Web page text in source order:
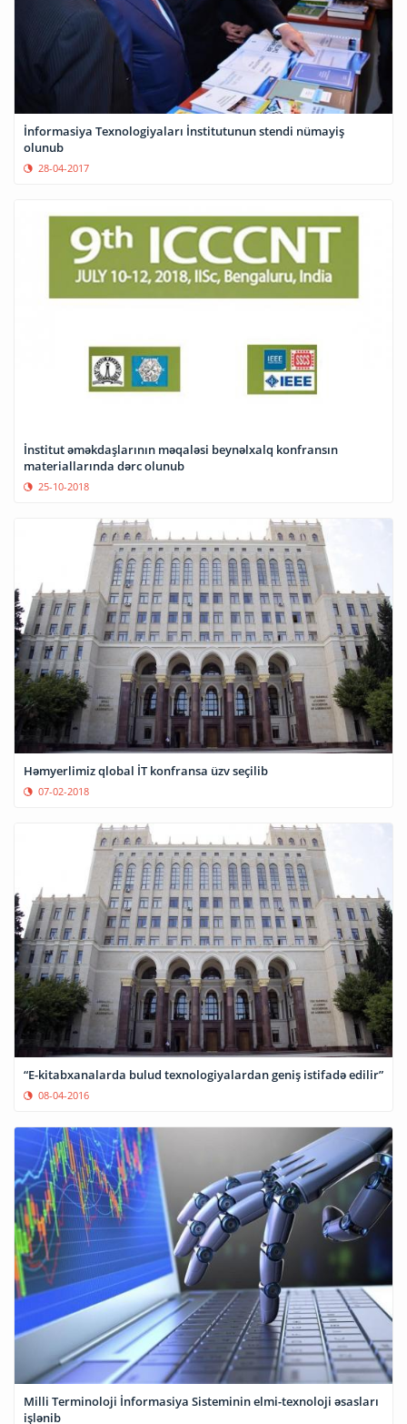
İnformasiya Texnologiyaları İnstitutunun stendi nümayiş
olunub
28-04-2017
İnstitut əməkdaşlarının məqaləsi beynəlxalq konfransın
materiallarında dərc olunub
25-10-2018
Həmyerlimiz qlobal İT konfransa üzv seçilib
07-02-2018
“E-kitabxanalarda bulud texnologiyalardan geniş istifadə edilir”
08-04-2016
Milli Terminoloji İnformasiya Sisteminin elmi-texnoloji əsasları
işlənib